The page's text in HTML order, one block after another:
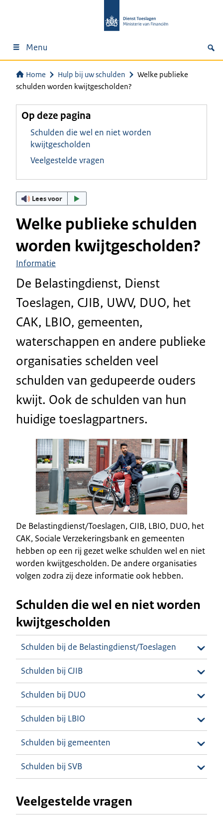
Menu
Home Hulp bij uw schulden
Welke publieke
schulden worden kwijtgescholden?
Op deze pagina
Schulden die wel en niet worden
kwijtgescholden
Veelgestelde vragen
Lees voor
Welke publieke schulden
worden kwijtgescholden?
Informatie
De Belastingdienst, Dienst
Toeslagen, CJIB, UWV, DUO, het
CAK, LBIO, gemeenten,
waterschappen en andere publieke
organisaties schelden veel
schulden van gedupeerde ouders
kwijt. Ook de schulden van hun
huidige toeslagpartners.
De Belastingdienst/Toeslagen, CJIB, LBIO, DUO, het
CAK, Sociale Verzekeringsbank en gemeenten
hebben op een rij gezet welke schulden wel en niet
worden kwijtgescholden. De andere organisaties
volgen zodra zij deze informatie ook hebben.
Schulden die wel en niet worden
kwijtgescholden
Schulden bij de Belastingdienst/Toeslagen
Schulden bij CJIB
Schulden bij DUO
Schulden bij LBIO
Schulden bij gemeenten
Schulden bij SVB
Veelgestelde vragen